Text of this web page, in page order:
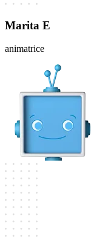
Marita E
animatrice